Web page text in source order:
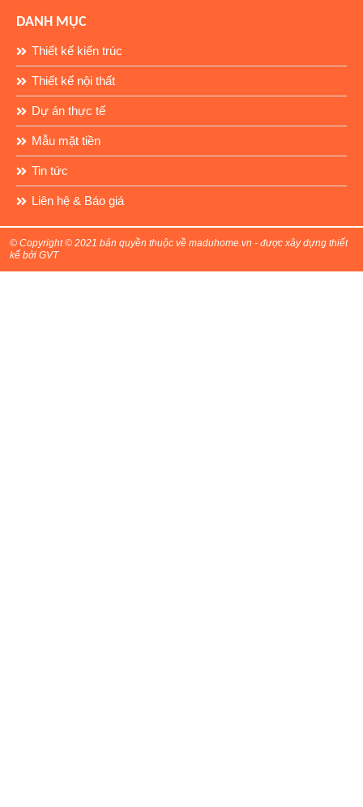
DANH MỤC
Thiết kế kiến trúc
Thiết kế nội thất
Dự án thực tế
Mẫu mặt tiền
Tin tức
Liên hệ & Báo giá
© Copyright © 2021 bản quyền thuộc về maduhome.vn - được xây dựng thiết
kế bởi GVT